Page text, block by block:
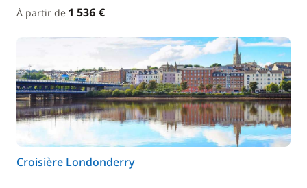
À partir de 1 536 €
Croisière Londonderry